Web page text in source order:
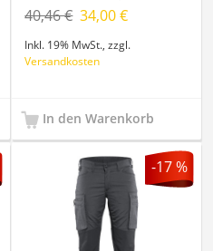
C34
40,46 € 34,00 €
Inkl. 19% MwSt.,zzgl.
Versandkosten
In den Warenkorb
-17 %